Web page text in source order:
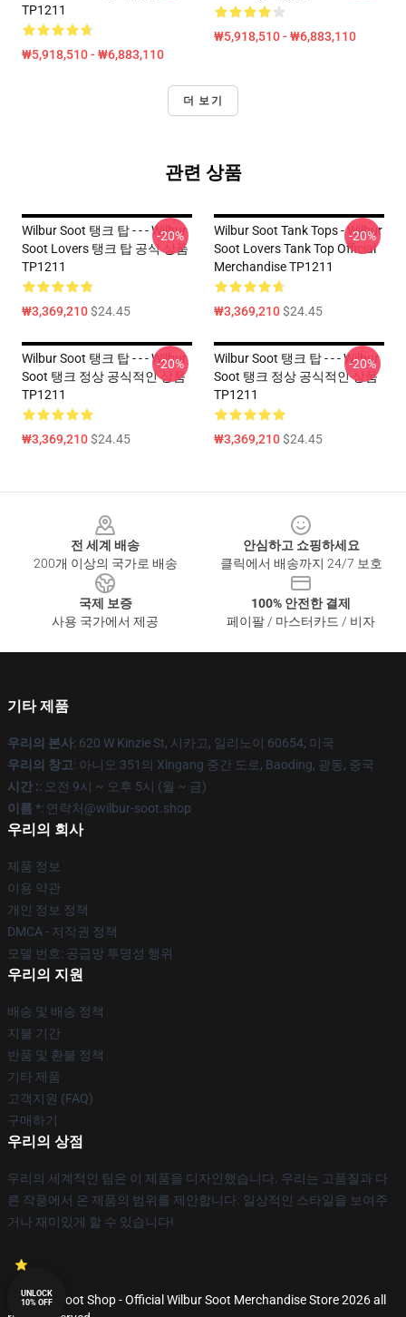
TP1211
₩5,918,510 - ₩6,883,110
₩5,918,510 - ₩6,883,110
더 보기
관련 상품
Wilbur Soot 탱크 탑 - - - Wilbur
Soot Lovers 탱크 탑 공식 상품
TP1211
₩3,369,210$24.45
-20%
Wilbur Soot Tank Tops - Wilbur
Soot Lovers Tank Top Official
Merchandise TP1211
₩3,369,210$24.45
-20%
Wilbur Soot 탱크 탑 - - - Wilbur
Soot 탱크 정상 공식적인 상품
TP1211
₩3,369,210$24.45
-20%
Wilbur Soot 탱크 탑 - - - Wilbur
Soot 탱크 정상 공식적인 상품
TP1211
₩3,369,210$24.45
-20%
전 세계 배송
200개 이상의 국가로 배송
안심하고 쇼핑하세요
클릭에서 배송까지 24/7 보호
국제 보증
사용 국가에서 제공
100% 안전한 결제
페이팔 / 마스터카드 / 비자
기타 제품
우리의 본사: 620 W Kinzie St, 시카고, 일리노이 60654, 미국
우리의 창고: 아니오 351의 Xingang 중간 도로, Baoding, 광동, 중국
시간 :: 오전 9시 ~ 오후 5시 (월 ~ 금)
이름 *: 연락처@wilbur-soot.shop
우리의 회사
제품 정보
이용 약관
개인 정보 정책
DMCA - 저작권 정책
모델 번호: 공급망 투명성 행위
우리의 지원
배송 및 배송 정책
지불 기간
반품 및 환불 정책
기타 제품
고객지원 (FAQ)
구매하기
우리의 상점
우리의 세계적인 팀은 이 제품을 디자인했습니다. 우리는 고품질과 다
른 작풍에서 온 제품의 범위를 제안합니다. 일상적인 스타일을 보여주
거나 재미있게 할 수 있습니다!
© Wilbur Soot Shop - Official Wilbur Soot Merchandise Store 2026 all
UNLOCK
10% OFF